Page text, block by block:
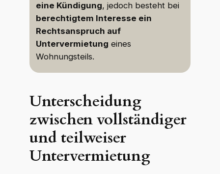
eine Kündigung, jedoch besteht bei
berechtigtem Interesse ein
Rechtsanspruch auf
Untervermietung eines
Wohnungsteils.
Unterscheidung
zwischen vollständiger
und teilweiser
Untervermietung